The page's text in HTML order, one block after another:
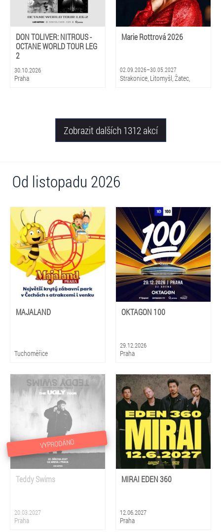
DON TOLIVER: NITROUS -
OCTANE WORLD TOUR LEG
2
30.10.2026
Praha
Marie Rottrová 2026
02.09.2026–30.05.2027
Strakonice, Litomyšl, Žatec,
Zobrazit dalších 1312 akcí
Od listopadu 2026
MAJALAND
Tuchoměřice
OKTAGON 100
29.12.2026
Praha
VYPRODÁNO
Teddy Swims
20.03.2027
Praha
MIRAI EDEN 360
12.06.2027
Praha